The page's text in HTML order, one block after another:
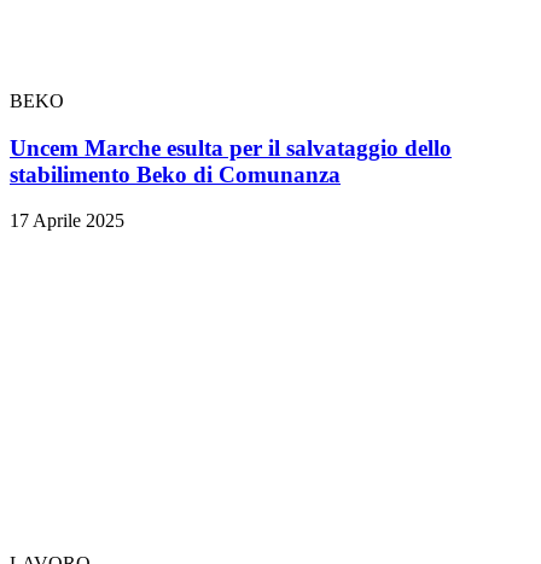
BEKO
Uncem Marche esulta per il salvataggio dello
stabilimento Beko di Comunanza
17 Aprile 2025